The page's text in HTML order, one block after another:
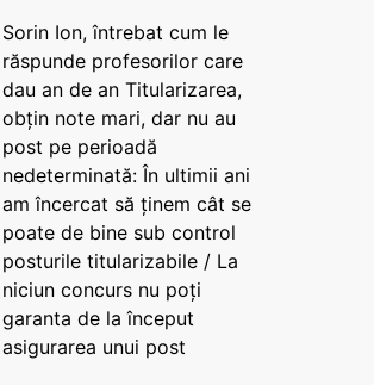
Sorin Ion, întrebat cum le
răspunde profesorilor care
dau an de an Titularizarea,
obțin note mari, dar nu au
post pe perioadă
nedeterminată: În ultimii ani
am încercat să ținem cât se
poate de bine sub control
posturile titularizabile / La
niciun concurs nu poți
garanta de la început
asigurarea unui post